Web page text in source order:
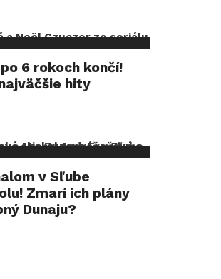
6 rokoch končí!
hity
v Sľube
Zmarí ich plány
Dunaju?